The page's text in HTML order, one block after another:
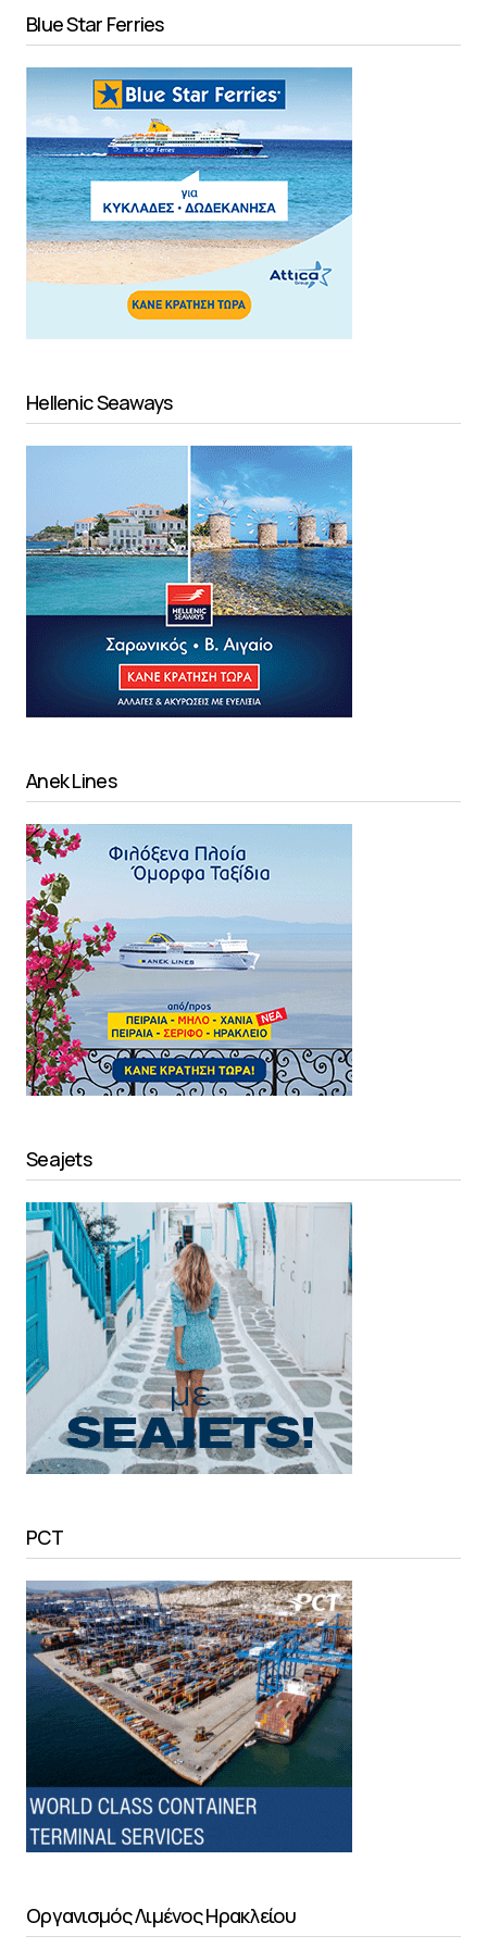
Blue Star Ferries
Hellenic Seaways
Anek Lines
Seajets
PCT
Οργανισμός Λιμένος Ηρακλείου